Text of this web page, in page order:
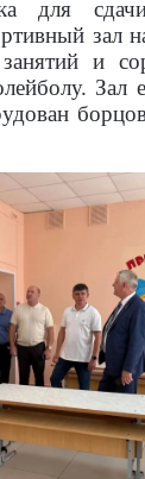
для
зал
и
Зал